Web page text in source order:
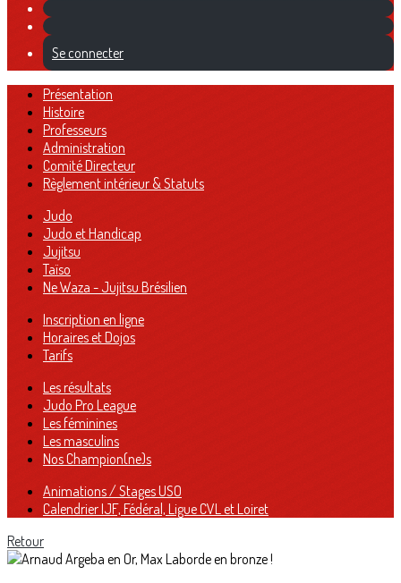
Se connecter
Présentation
Histoire
Professeurs
Administration
Comité Directeur
Règlement intérieur & Statuts
Judo
Judo et Handicap
Jujitsu
Taïso
Ne Waza - Jujitsu Brésilien
Inscription en ligne
Horaires et Dojos
Tarifs
Les résultats
Judo Pro League
Les féminines
Les masculins
Nos Champion(ne)s
Animations / Stages USO
Calendrier IJF, Fédéral, Ligue CVL et Loiret
Retour